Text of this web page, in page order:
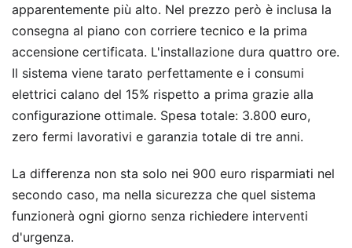
apparentemente più alto. Nel prezzo però è inclusa la
consegna al piano con corriere tecnico e la prima
accensione certificata. L'installazione dura quattro ore.
Il sistema viene tarato perfettamente e i consumi
elettrici calano del 15% rispetto a prima grazie alla
configurazione ottimale. Spesa totale: 3.800 euro,
zero fermi lavorativi e garanzia totale di tre anni.
La differenza non sta solo nei 900 euro risparmiati nel
secondo caso, ma nella sicurezza che quel sistema
funzionerà ogni giorno senza richiedere interventi
d'urgenza.